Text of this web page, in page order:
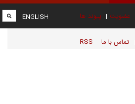
عضویت پیوند ها
تماس با ما RSS
ENGLISH